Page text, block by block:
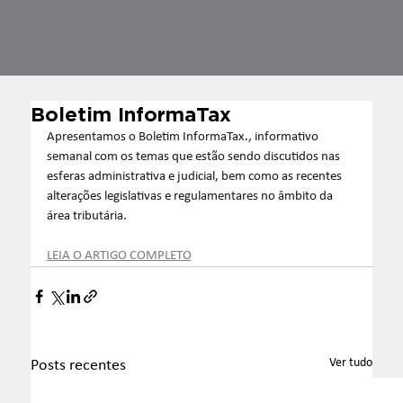
Boletim InformaTax
Apresentamos o Boletim InformaTax., informativo
semanal com os temas que estão sendo discutidos nas
esferas administrativa e judicial, bem como as recentes
alterações legislativas e regulamentares no âmbito da
área tributária.
LEIA O ARTIGO COMPLETO
Posts recentes Ver tudo